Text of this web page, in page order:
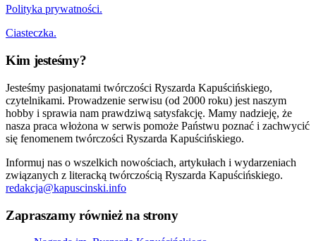
Polityka prywatności.
Ciasteczka.
Kim jesteśmy?
Jesteśmy pasjonatami twórczości Ryszarda Kapuścińskiego,
czytelnikami. Prowadzenie serwisu (od 2000 roku) jest naszym
hobby i sprawia nam prawdziwą satysfakcję. Mamy nadzieję, że
nasza praca włożona w serwis pomoże Państwu poznać i zachwycić
się fenomenem twórczości Ryszarda Kapuścińskiego.
Informuj nas o wszelkich nowościach, artykułach i wydarzeniach
związanych z literacką twórczością Ryszarda Kapuścińskiego.
redakcja@kapuscinski.info
Zapraszamy również na strony